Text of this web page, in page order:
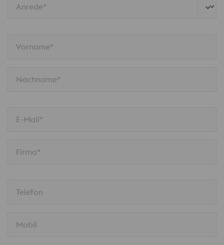
Anrede*
Vorname*
Nachname*
E-Mail*
Firma*
Telefon
Mobil